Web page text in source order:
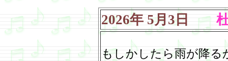
2026年 5月 3日 杜
もしかしたら雨が降